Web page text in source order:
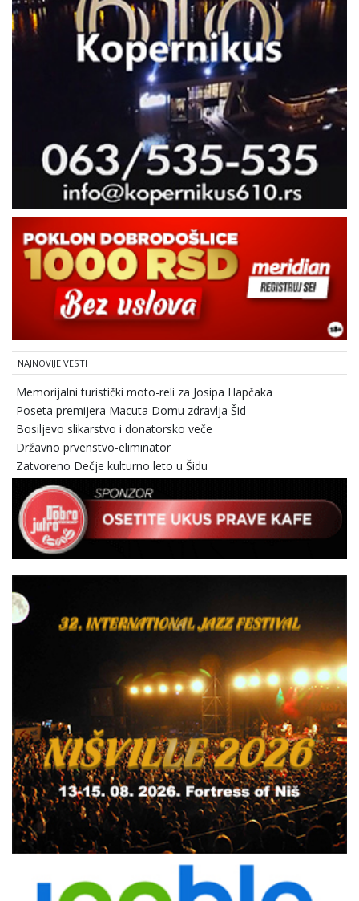
NAJNOVIJE VESTI
Memorijalni turistički moto-reli za Josipa Hapčaka
Poseta premijera Macuta Domu zdravlja Šid
Bosiljevo slikarstvo i donatorsko veče
Državno prvenstvo-eliminator
Zatvoreno Dečje kulturno leto u Šidu